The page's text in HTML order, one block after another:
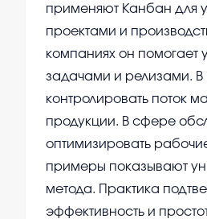
применяют Канбан для
проектами и
компаниях он помогает
задачами и релизами. В
контролировать поток
продукции. В сфере
оптимизировать
примеры показывают
метода. Практика
эффективность и